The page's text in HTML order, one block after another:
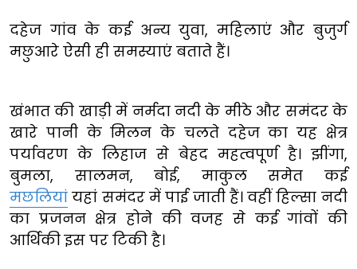
दहेज गांव के कई अन्य युवा, महिलाएं और बुजुर्ग
मछुआरे ऐसी ही समस्याएं बताते हैं।
खंभात की खाड़ी में नर्मदा नदी के मीठे और समंदर के
खारे पानी के मिलन के चलते दहेज का यह क्षेत्र
पर्यावरण के लिहाज से बेहद महत्वपूर्ण है। झींगा,
बुमला, सालमन, बोई, माकुल समेत कई
मछलियां यहां समंदर में पाई जाती हैं। वहीं हिल्सा नदी
का प्रजनन क्षेत्र होने की वजह से कई गांवों की
आर्थिकी इस पर टिकी है।